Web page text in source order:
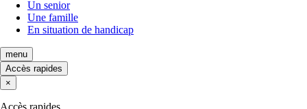
Un senior
Une famille
En situation de handicap
menu
Accès rapides
×
Accès rapides